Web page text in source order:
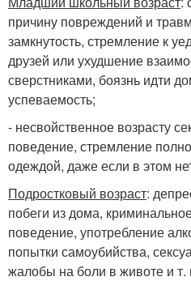
причину повреждений и
замкнутость, стремление к
друзей или ухудшение
сверстниками, боязнь идти
успеваемость;
- несвойственное возрасту
поведение, стремление
одеждой, даже если в этом
Подростковый возраст:
побеги из дома,
поведение, употребление
попытки самоубийства,
жалобы на боли в животе и т.